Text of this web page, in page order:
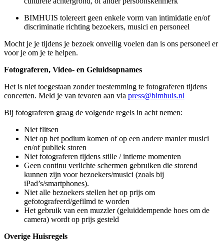
BIMHUIS tolereert geen enkele vorm van intimidatie en/of
discriminatie richting bezoekers, musici en personeel
Mocht je je tijdens je bezoek onveilig voelen dan is ons personeel er
voor je om je te helpen.
Fotograferen, Video- en Geluidsopnames
Het is niet toegestaan zonder toestemming te fotograferen tijdens
concerten. Meld je van tevoren aan via press@bimhuis.nl
Bij fotograferen graag de volgende regels in acht nemen:
Niet flitsen
Niet op het podium komen of op een andere manier musici
en/of publiek storen
Niet fotograferen tijdens stille / intieme momenten
Geen continu verlichte schermen gebruiken die storend
kunnen zijn voor bezoekers/musici (zoals bij
iPad’s/smartphones).
Niet alle bezoekers stellen het op prijs om
gefotografeerd/gefilmd te worden
Het gebruik van een muzzler (geluiddempende hoes om de
camera) wordt op prijs gesteld
Overige Huisregels